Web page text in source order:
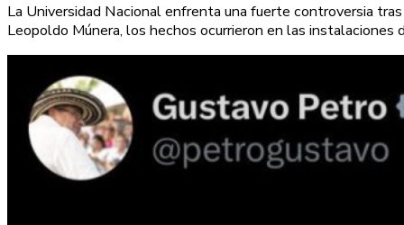
La Universidad Nacional enfrenta una fuerte controversia
Leopoldo Múnera, los hechos ocurrieron en las